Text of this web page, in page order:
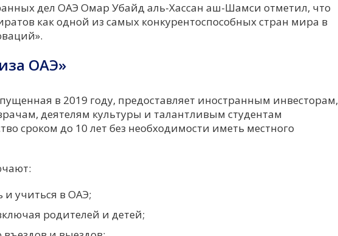
дел ОАЭ Омар Убайд аль-Хассан аш-Шамси отметил, что
как одной из самых конкурентоспособных стран мира в
ОАЭ»
в 2019 году, предоставляет иностранным инвесторам,
деятелям культуры и талантливым студентам
сроком до 10 лет без необходимости иметь местного
и учиться в ОАЭ;
родителей и детей;